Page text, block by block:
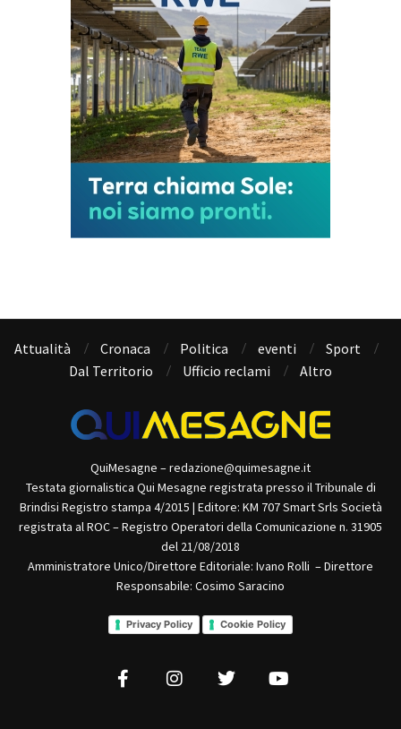
Attualità Cronaca Politica eventi
Sport
Dal Territorio
Ufficio reclami Altro
QuiMesagne – redazione@quimesagne.it
Testata giornalistica Qui Mesagne registrata presso il Tribunale di
Brindisi Registro stampa 4/2015 | Editore: KM 707 Smart Srls Società
registrata al ROC – Registro Operatori della Comunicazione n. 31905
del 21/08/2018
Amministratore Unico/Direttore Editoriale: Ivano Rolli – Direttore
Responsabile: Cosimo Saracino
Privacy Policy Cookie Policy